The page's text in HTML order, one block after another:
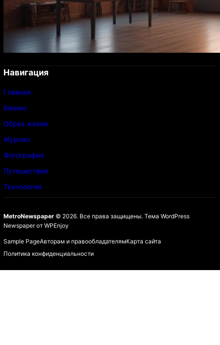
Навигация
Главная
Бизнес
Образ жизни
Журнал
Фотография
Путешествия
Технология
MetroNewspaper© 2026. Все права защищены. Тема WordPress
Newspaperот WPEnjoy
Sample PageАвторам и правообладателямКарта сайта
Политика конфиденциальности